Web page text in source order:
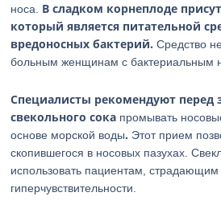
носа. В сладком корнеплоде
который является питательной
вредоносных бактерий. Средство
больным женщинам с бактериальным
Специалисты рекомендуют перед
свекольного сока промывать
основе морской воды. Этот прием
скопившегося в носовых пазухах.
использовать пациентам, страдающим
гиперчувствительности.